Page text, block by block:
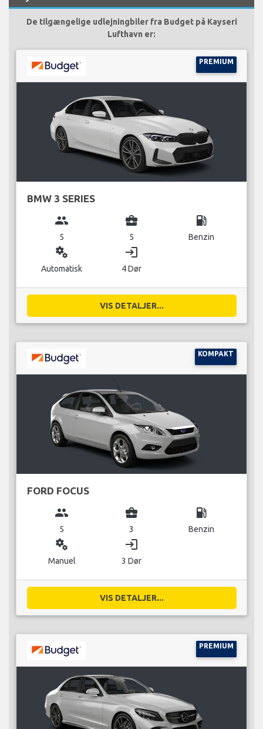
De tilgængelige udlejningbiler fra Budget på Kayseri
Lufthavn er:
PREMIUM
BMW 3 SERIES
group
5
business_center
5
local_gas_station
Benzin
miscellaneous_services
Automatisk
login
4 Dør
VIS DETALJER...
KOMPAKT
FORD FOCUS
group
5
business_center
3
local_gas_station
Benzin
miscellaneous_services
Manuel
login
3 Dør
VIS DETALJER...
PREMIUM